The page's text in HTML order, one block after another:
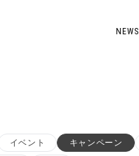
NEWS
イベント キャンペーン